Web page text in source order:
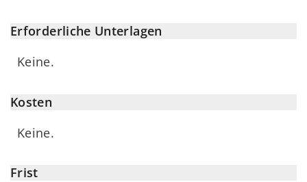
Erforderliche Unterlagen
Keine.
Kosten
Keine.
Frist